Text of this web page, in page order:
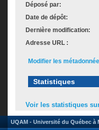
Déposé par:
Date de dépôt:
Dernière modification:
Adresse URL :
Modifier les
Statistiques
Voir les statistiques
UQAM - Université du Québec à